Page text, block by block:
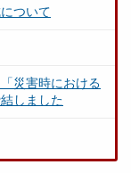
ついて
災害時における
しました